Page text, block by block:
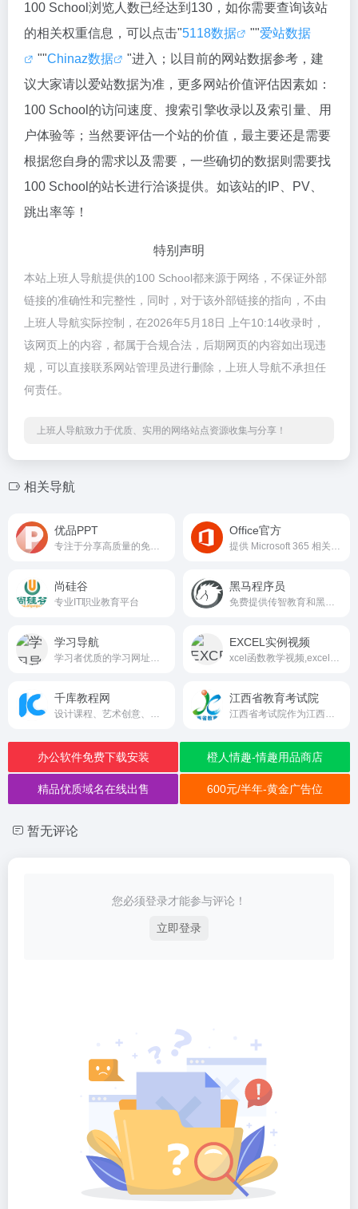
100 School浏览人数已经达到130，如你需要查询该站
的相关权重信息，可以点击"5118数据 ""爱站数据
""Chinaz数据
"进入；以目前的网站数据参考，建
议大家请以爱站数据为准，更多网站价值评估因素如：
100 School的访问速度、搜索引擎收录以及索引量、用
户体验等；当然要评估一个站的价值，最主要还是需要
根据您自身的需求以及需要，一些确切的数据则需要找
100 School的站长进行洽谈提供。如该站的IP、PV、
跳出率等！
特别声明
本站上班人导航提供的100 School都来源于网络，不保证外部
链接的准确性和完整性，同时，对于该外部链接的指向，不由
上班人导航实际控制，在2026年5月18日 上午10:14收录时，
该网页上的内容，都属于合规合法，后期网页的内容如出现违
规，可以直接联系网站管理员进行删除，上班人导航不承担任
何责任。
上班人导航致力于优质、实用的网络站点资源收集与分享！
相关导航
优品PPT Office官方
尚硅谷
专业IT职业教育平台
黑马程序员
学习导航 EXCEL实例视频
千库教程网 江西省教育考试院
办公软件免费下载安装 橙人情趣-情趣用品商店
精品优质域名在线出售 600元/半年-黄金广告位
暂无评论
您必须登录才能参与评论！
立即登录